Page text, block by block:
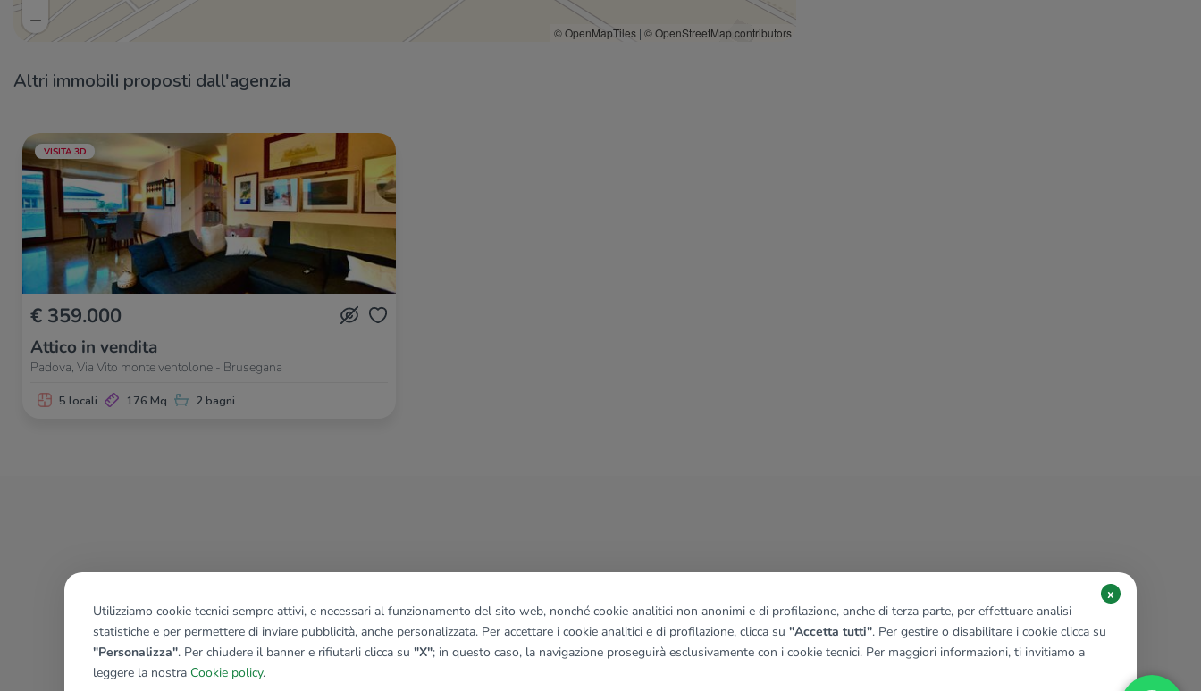
© OpenMapTiles | © OpenStreetMap contributors
Altri immobili proposti dall'agenzia
VISITA 3D
€ 359.000
Attico in vendita
Padova, Via Vito monte ventolone - Brusegana
5 locali 176 Mq 2 bagni
Utilizziamo cookie tecnici sempre attivi, e necessari al funzionamento del sito web, nonché cookie analitici non anonimi e di profilazione, anche di terza parte, per effettuare analisi
statistiche e per permettere di inviare pubblicità, anche personalizzata. Per accettare i cookie analitici e di profilazione, clicca su "Accetta tutti". Per gestire o disabilitare i cookie clicca su
"Personalizza". Per chiudere il banner e rifiutarli clicca su "X"; in questo caso, la navigazione proseguirà esclusivamente con i cookie tecnici. Per maggiori informazioni, ti invitiamo a
leggere la nostra Cookie policy.
x